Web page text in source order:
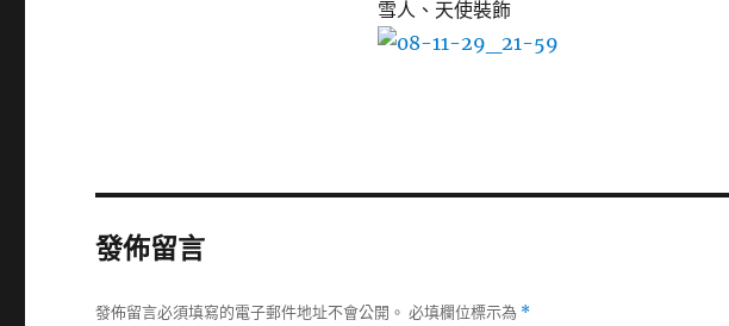
雪人、天使裝飾
發佈留言
發佈留言必須填寫的電子郵件地址不會公開。 必填欄位標示為 *